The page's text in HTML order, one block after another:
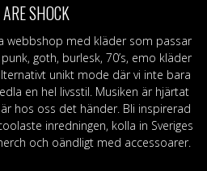
SHOCK
webbshop med kläder som passar
goth, burlesk, 70’s, emo kläder
unikt mode där vi inte bara
en hel livsstil. Musiken är hjärtat
hos oss det händer. Bli inspirerad
inredningen, kolla in Sveriges
och oändligt med accessoarer.